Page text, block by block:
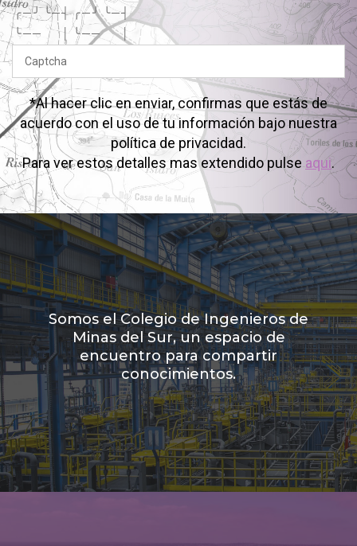
╭─╯
╰──
╰─┤
│
╭─╯
╰──
╰─┤
│
*Al hacer clic en enviar, confirmas que estás de
acuerdo con el uso de tu información bajo nuestra
política de privacidad.
Para ver estos detalles mas extendido pulse aqui.
Somos el Colegio de Ingenieros de
Minas del Sur, un espacio de
encuentro para compartir
conocimientos.